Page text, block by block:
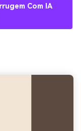
Com IA